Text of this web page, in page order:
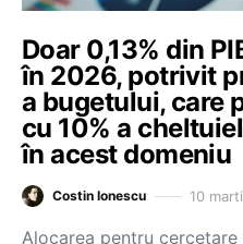
Doar 0,13% din
în 2026, potrivit
a bugetului, care
cu 10% a
în acest domeniu
Costin Ionescu 10
Alocarea pentru